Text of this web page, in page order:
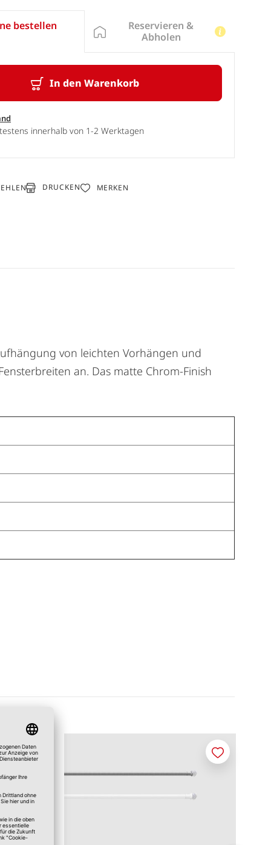
bestellen
In den Warenkorb
innerhalb von 1-2 Werktagen
Reservieren &
Abholen
DRUCKEN MERKEN
von leichten Vorhängen und
an. Das matte Chrom-Finish
Merken Merken